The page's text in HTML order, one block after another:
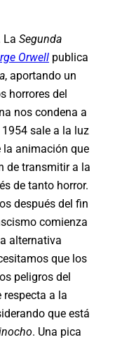
La Segunda
Orwell publica
, aportando un
horrores del
nos condena a
sale a la luz
la animación que
de transmitir a la
de tanto horror.
después del fin
comienza
alternativa
que los
peligros del
a la
que está
. Una pica